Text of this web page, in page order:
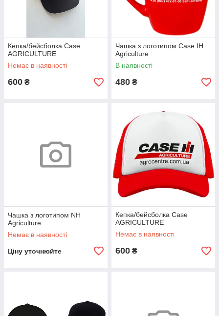
Кепка/бейсболка Case
AGRICULTURE
Немає в наявності
600 ₴
Чашка з логотипом Case IH
Agriculture
В наявності
480 ₴
Чашка з логотипом NH
Agriculture
Немає в наявності
Ціну уточнюйте
Кепка/бейсболка Case
AGRICULTURE
Немає в наявності
600 ₴